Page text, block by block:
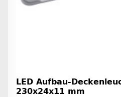
LED Aufbau-
230x24x11 mm